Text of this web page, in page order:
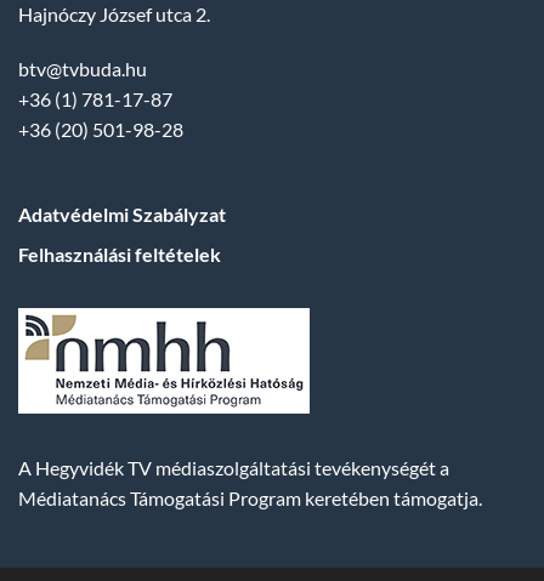
Hajnóczy József utca 2.
btv@tvbuda.hu
+36 (1) 781-17-87
+36 (20) 501-98-28
Adatvédelmi Szabályzat
Felhasználási feltételek
A Hegyvidék TV médiaszolgáltatási tevékenységét a
Médiatanács Támogatási Program keretében támogatja.